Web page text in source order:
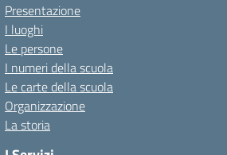
Presentazione
I luoghi
Le persone
I numeri della scuola
Le carte della scuola
Organizzazione
La storia